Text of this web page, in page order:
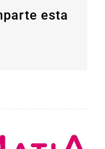
esta